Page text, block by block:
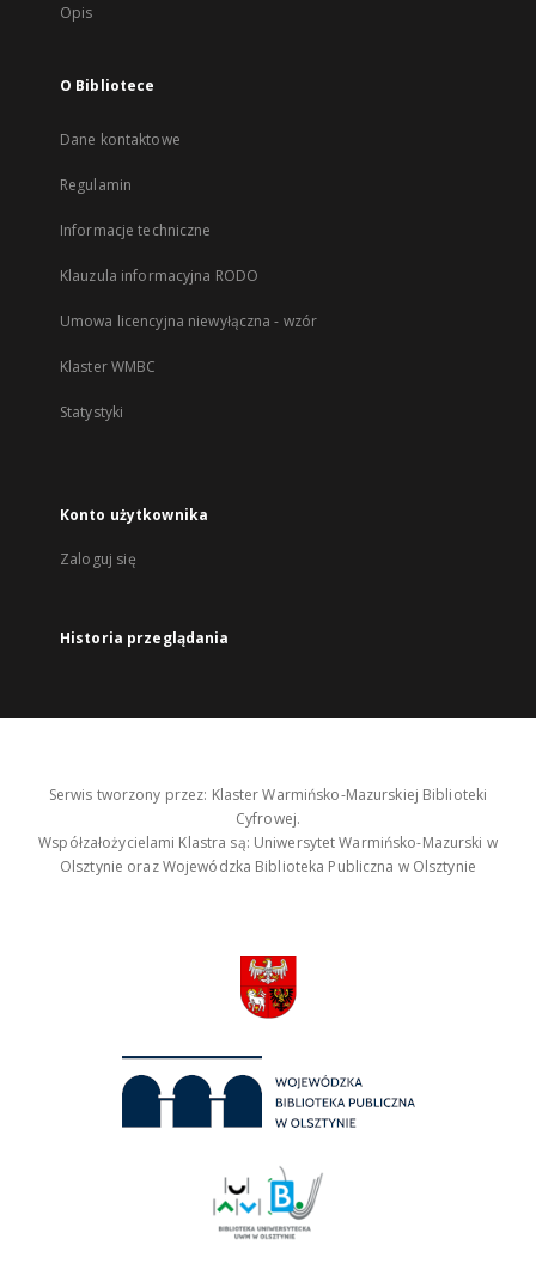
Opis
O Bibliotece
Dane kontaktowe
Regulamin
Informacje techniczne
Klauzula informacyjna RODO
Umowa licencyjna niewyłączna - wzór
Klaster WMBC
Statystyki
Konto użytkownika
Zaloguj się
Historia przeglądania
Serwis tworzony przez: Klaster Warmińsko-Mazurskiej Biblioteki
Cyfrowej.
Współzałożycielami Klastra są: Uniwersytet Warmińsko-Mazurski w
Olsztynie oraz Wojewódzka Biblioteka Publiczna w Olsztynie